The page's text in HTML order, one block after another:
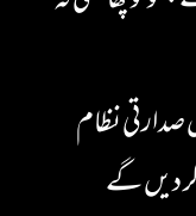
صدارتی نظام
دیں گے